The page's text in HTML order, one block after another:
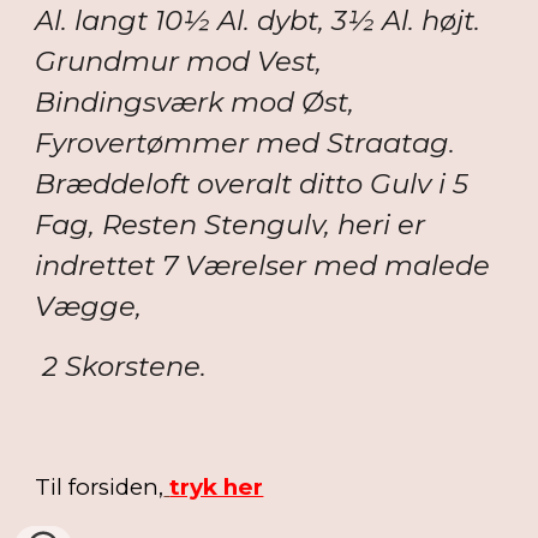
Al. langt 10½ Al. dybt, 3½ Al. højt.
Grundmur mod Vest,
Bindingsværk mod Øst,
Fyrovertømmer med Straatag.
Bræddeloft overalt ditto Gulv i 5
Fag, Resten Stengulv, heri er
indrettet 7 Værelser med malede
Vægge,
2 Skorstene.
Til forsiden, tryk her